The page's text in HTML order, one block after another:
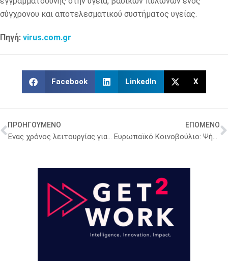
σύγχρονου και αποτελεσματικού συστήματος υγείας.
Πηγή: virus.com.gr
Facebook LinkedIn X
ΠΡΟΗΓΟΥΜΕΝΟ
Ένας χρόνος λειτουργίας για τον HMVO – Το αποτύπωμα του Ελληνικού Οργανισμού Επαλήθευση Φαρμάκων
ΕΠΟΜΕΝΟ
Ευρωπαϊκό Κοινοβούλιο: Ψήφισμα για να συνεχιστεί η δράση κατά του καρκίνου